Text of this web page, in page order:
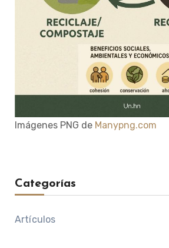
Imágenes PNG de Manypng.com
Categorías
Artículos